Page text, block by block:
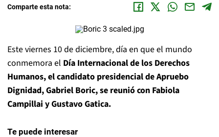
Comparte esta nota:
Este viernes 10 de diciembre, día en que el mundo
conmemora el Día Internacional de los Derechos
Humanos, el candidato presidencial de Apruebo
Dignidad, Gabriel Boric, se reunió con Fabiola
Campillai y Gustavo Gatica.
Te puede interesar